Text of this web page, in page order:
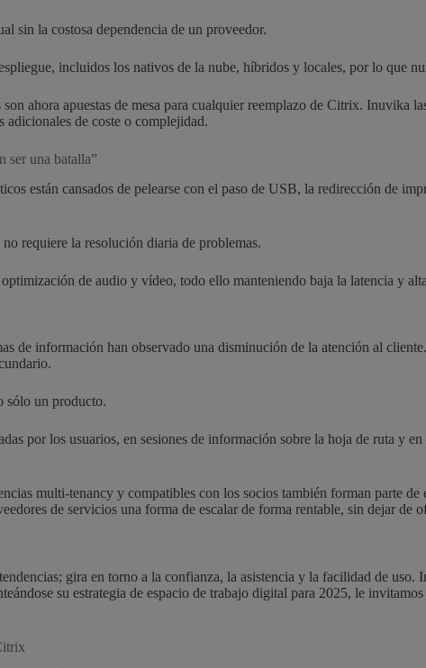
sin la costosa dependencia de un proveedor.
incluidos los nativos de la nube, híbridos y locales, por lo que
ahora apuestas de mesa para cualquier reemplazo de Citrix. Inuvika
adicionales de coste o complejidad.
ser una batalla”
están cansados de pelearse con el paso de USB, la redirección de
requiere la resolución diaria de problemas.
de audio y vídeo, todo ello manteniendo baja la latencia y
de información han observado una disminución de la atención al
sólo un producto.
por los usuarios, en sesiones de información sobre la hoja de ruta y
multi-tenancy y compatibles con los socios también forman parte de
de servicios una forma de escalar de forma rentable, sin dejar de
gira en torno a la confianza, la asistencia y la facilidad de
su estrategia de espacio de trabajo digital para 2025, le